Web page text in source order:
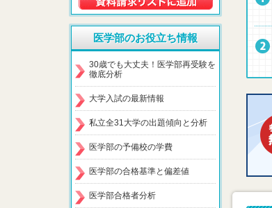
医学部のお役立ち情報
30歳でも大丈夫！医学部再受験を
徹底分析
大学入試の最新情報
私立全31大学の出題傾向と分析
医学部の予備校の学費
医学部の合格基準と偏差値
医学部合格者分析